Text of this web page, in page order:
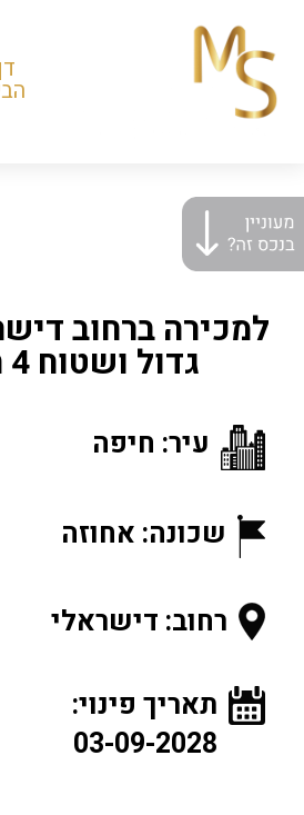
למכירה ברחוב
גדול ושטוח 4 חדרים עם מרפסת גדולה
עיר: חיפה
שכונה: אחוזה
רחוב: דישראלי
תאריך פינוי:
03-09-2028